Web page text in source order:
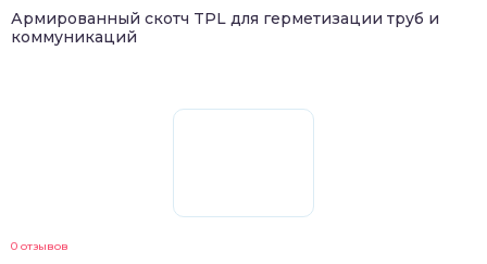
Армированный скотч TPL для герметизации труб и
коммуникаций
0 отзывов